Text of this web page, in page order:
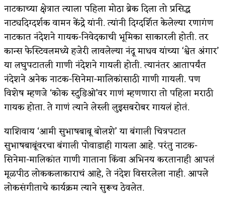
नाटकाच्या क्षेत्रात त्याला पहिला मोठा ब्रेक दिला तो प्रसिद्ध
नाट्यदिग्दर्शक वामन केंद्रे यांनी. त्यांनी दिग्दर्शित केलेल्या रणागंण
नाटकात नंदेशने गायक-निवेदकाची भूमिका साकारली होती. तर
कान्स फेस्टिवलमध्ये हजेरी लावलेल्या नंदू माधव यांच्या ‘श्वेत अंगार’
या लघुपटातली गाणी नंदेशने गायली होती. त्यानंतर आतापर्यंत
नंदेशने अनेक नाटक-सिनेमा-मालिकांसाठी गाणी गायली. पण
विशेष म्हणजे ‘कोक स्टुडिओ’वर गाणं म्हणणारा तो पहिला मराठी
गायक होता. ते गाणं त्याने लेस्ली लुइसबरोबर गायलं होतं.
याशिवाय ‘आमी सुभाषबाबू बोलशे’ या बंगाली चित्रपटात
सुभाषबाबूंवरचा बंगाली पोवाडाही गायला आहे. परंतु नाटक-
सिनेमा-मालिकांत गाणी गाताना किंवा अभिनय करतानाही आपलं
मूळपीठ लोककलाकाराचं आहे, ते नंदेश विसरलेला नाही. आपले
लोकसंगीताचे कार्यक्रम त्याने सुरूच ठेवलेत.